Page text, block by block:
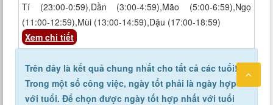
Tí (23:00-0:59),Dần (3:00-4:59),Mão (5:00-6:59),Ngọ
(11:00-12:59),Mùi (13:00-14:59),Dậu (17:00-18:59)
Xem chi tiết
Trên đây là kết quả chung nhất cho tất cả các tuổi!
Trong một số công việc, ngày tốt phải là ngày hợp
với tuổi. Để chọn được ngày tốt hợp nhất với tuổi